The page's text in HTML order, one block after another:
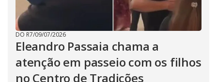
DO R7/09/07/2026
Eleandro Passaia chama a
atenção em passeio com os filhos
no Centro de Tradições